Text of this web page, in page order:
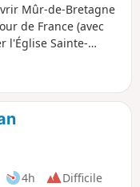
Mûr-de-Bretagne
de France (avec
l'Église Sainte-
4h
Difficile